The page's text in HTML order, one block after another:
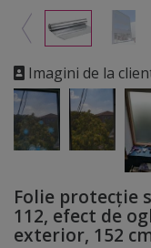
Imagini de la
Folie protecție
112, efect de
exterior, 152